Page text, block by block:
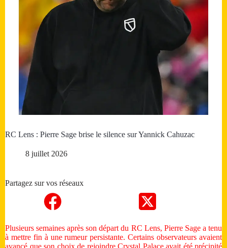
RC Lens : Pierre Sage brise le silence sur Yannick Cahuzac
8 juillet 2026
Partagez sur vos réseaux
Plusieurs semaines après son départ du RC Lens, Pierre Sage a tenu
à mettre fin à une rumeur persistante. Certains observateurs avaient